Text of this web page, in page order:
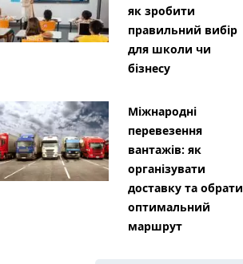
як зробити
правильний вибір
для школи чи
бізнесу
Міжнародні
перевезення
вантажів: як
організувати
доставку та обрати
оптимальний
маршрут